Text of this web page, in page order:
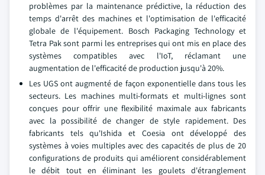
problèmes par la maintenance prédictive, la réduction des
temps d'arrêt des machines et l'optimisation de l'efficacité
globale de l'équipement. Bosch Packaging Technology et
Tetra Pak sont parmi les entreprises qui ont mis en place des
systèmes compatibles avec l'IoT, réclamant une
augmentation de l'efficacité de production jusqu'à 20%.
Les UGS ont augmenté de façon exponentielle dans tous les
secteurs. Les machines multi-formats et multi-lignes sont
conçues pour offrir une flexibilité maximale aux fabricants
avec la possibilité de changer de style rapidement. Des
fabricants tels qu'Ishida et Coesia ont développé des
systèmes à voies multiples avec des capacités de plus de 20
configurations de produits qui améliorent considérablement
le débit tout en éliminant les goulets d'étranglement